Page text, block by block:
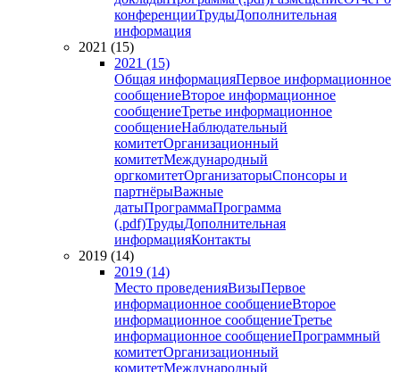
конференцииТрудыДополнительная
информация
2021 (15)
2021 (15)
Общая информацияПервое информационное
сообщениеВторое информационное
сообщениеТретье информационное
сообщениеНаблюдательный
комитетОрганизационный
комитетМеждународный
оргкомитетОрганизаторыСпонсоры и
партнёрыВажные
датыПрограммаПрограмма
(.pdf)ТрудыДополнительная
информацияКонтакты
2019 (14)
2019 (14)
Место проведенияВизыПервое
информационное сообщениеВторое
информационное сообщениеТретье
информационное сообщениеПрограммный
комитетОрганизационный
комитетМеждународный